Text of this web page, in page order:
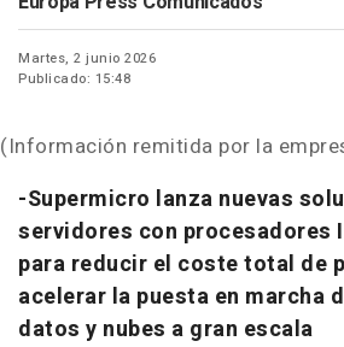
Martes, 2 junio 2026
Publicado: 15:48
(Información remitida por la
-Supermicro lanza nuevas
servidores con procesadores
para reducir el coste total de
acelerar la puesta en marcha
datos y nubes a gran escala